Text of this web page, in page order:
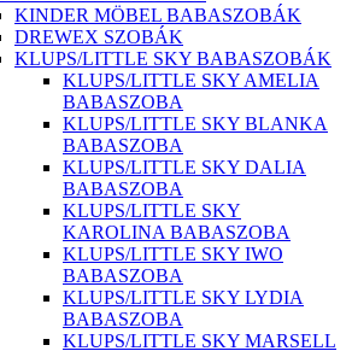
KINDER MÖBEL BABASZOBÁK
DREWEX SZOBÁK
KLUPS/LITTLE SKY BABASZOBÁK
KLUPS/LITTLE SKY AMELIA
BABASZOBA
KLUPS/LITTLE SKY BLANKA
BABASZOBA
KLUPS/LITTLE SKY DALIA
BABASZOBA
KLUPS/LITTLE SKY
KAROLINA BABASZOBA
KLUPS/LITTLE SKY IWO
BABASZOBA
KLUPS/LITTLE SKY LYDIA
BABASZOBA
KLUPS/LITTLE SKY MARSELL